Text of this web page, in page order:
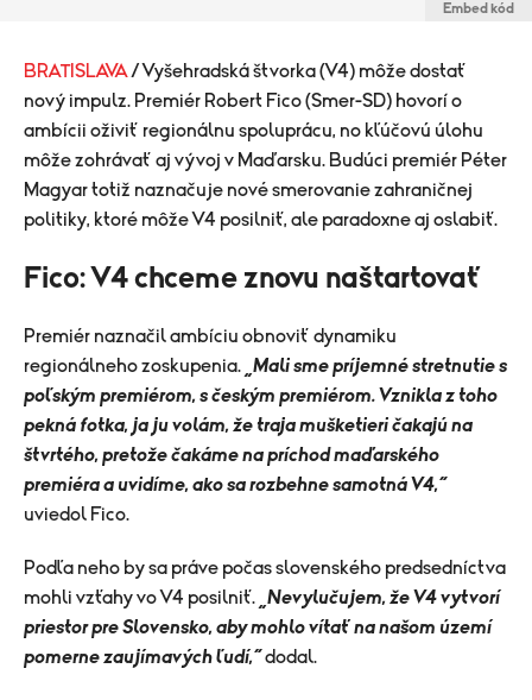
Embed kód
BRATISLAVA / Vyšehradská štvorka (V4) môže dostať
nový impulz. Premiér Robert Fico (Smer-SD) hovorí o
ambícii oživiť regionálnu spoluprácu, no kľúčovú úlohu
môže zohrávať aj vývoj v Maďarsku. Budúci premiér Péter
Magyar totiž naznačuje nové smerovanie zahraničnej
politiky, ktoré môže V4 posilniť, ale paradoxne aj oslabiť.
Fico: V4 chceme znovu naštartovať
Premiér naznačil ambíciu obnoviť dynamiku
regionálneho zoskupenia.
„Mali sme príjemné stretnutie s
poľským premiérom, s českým premiérom. Vznikla z toho
pekná fotka, ja ju volám, že traja mušketieri čakajú na
štvrtého, pretože čakáme na príchod maďarského
premiéra a uvidíme, ako sa rozbehne samotná V4,“
uviedol Fico.
Podľa neho by sa práve počas slovenského predsedníctva
mohli vzťahy vo V4 posilniť.
„Nevylučujem, že V4 vytvorí
priestor pre Slovensko, aby mohlo vítať na našom území
pomerne zaujímavých ľudí,“dodal.